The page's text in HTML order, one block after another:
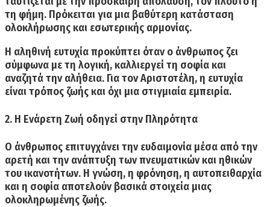
τη φήμη. Πρόκειται για μια βαθύτερη κατάσταση
ολοκλήρωσης και εσωτερικής αρμονίας.
Η αληθινή ευτυχία προκύπτει όταν ο άνθρωπος ζει
σύμφωνα με τη λογική, καλλιεργεί τη σοφία και
αναζητά την αλήθεια. Για τον Αριστοτέλη, η ευτυχία
είναι τρόπος ζωής και όχι μια στιγμιαία εμπειρία.
2. Η Ενάρετη Ζωή οδηγεί στην Πληρότητα
Ο άνθρωπος επιτυγχάνει την ευδαιμονία μέσα από την
αρετή και την ανάπτυξη των πνευματικών και ηθικών
του ικανοτήτων. Η γνώση, η φρόνηση, η αυτοπειθαρχία
και η σοφία αποτελούν βασικά στοιχεία μιας
ολοκληρωμένης ζωής.